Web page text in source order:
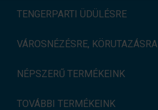
TENGERPARTI ÜDÜLÉSRE
VÁROSNÉZÉSRE, KÖRUTAZÁSRA
NÉPSZERŰ TERMÉKEINK
TOVÁBBI TERMÉKEINK